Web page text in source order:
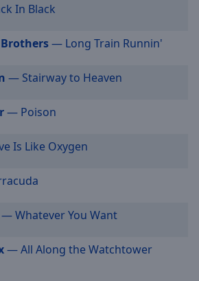
In Black
— Long Train Runnin'
— Stairway to Heaven
— Poison
Is Like Oxygen
— Whatever You Want
— All Along the Watchtower